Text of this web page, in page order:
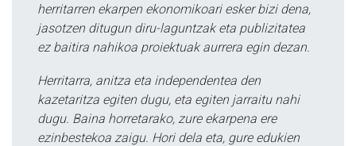
herritarren ekarpen ekonomikoari esker bizi dena,
jasotzen ditugun diru-laguntzak eta publizitatea
ez baitira nahikoa proiektuak aurrera egin dezan.
Herritarra, anitza eta independentea den
kazetaritza egiten dugu, eta egiten jarraitu nahi
dugu. Baina horretarako, zure ekarpena ere
ezinbestekoa zaigu. Hori dela eta, gure edukien